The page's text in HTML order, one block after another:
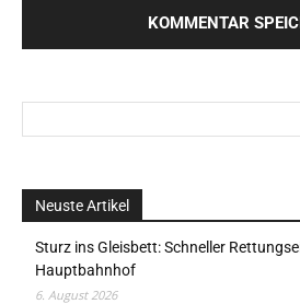
Neuste Artikel
Sturz ins Gleisbett: Schneller
Hauptbahnhof
6. August 2026